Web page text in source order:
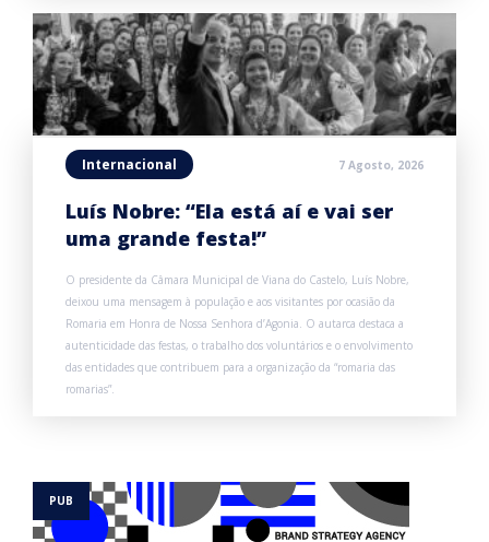
Internacional 7 Agosto, 2026
Luís Nobre: “Ela está aí e vai ser
uma grande festa!”
O presidente da Câmara Municipal de Viana do Castelo, Luís Nobre,
deixou uma mensagem à população e aos visitantes por ocasião da
Romaria em Honra de Nossa Senhora d’Agonia. O autarca destaca a
autenticidade das festas, o trabalho dos voluntários e o envolvimento
das entidades que contribuem para a organização da “romaria das
romarias”.